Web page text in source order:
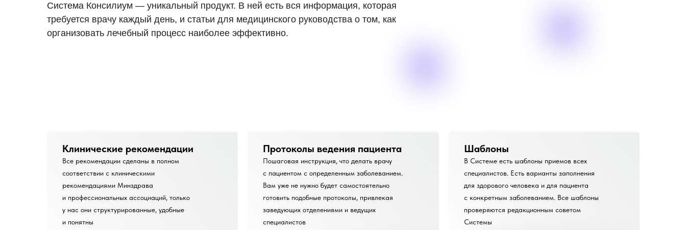
Система Консилиум — уникальный продукт. В ней есть вся информация, которая
требуется врачу каждый день, и статьи для медицинского руководства о том, как
организовать лечебный процесс наиболее эффективно.
Клинические рекомендации
Все рекомендации сделаны в полном
соответствии с клиническими
рекомендациями Минздрава
и профессиональных ассоциаций, только
у нас они структурированные, удобные
и понятны
Протоколы ведения пациента
Пошаговая инструкция, что делать врачу
с пациентом с определенным заболеванием.
Вам уже не нужно будет самостоятельно
готовить подобные протоколы, привлекая
заведующих отделениями и ведущих
специалистов
Шаблоны
В Системе есть шаблоны приемов всех
специалистов. Есть варианты заполнения
для здорового человека и для пациента
с конкретным заболеванием. Все шаблоны
проверяются редакционным советом
Системы